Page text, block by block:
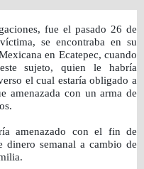
fue el pasado 26 de
se encontraba en su
en Ecatepec, cuando
sujeto, quien le habría
el cual estaría obligado a
amenazada con un arma de
amenazado con el fin de
dinero semanal a cambio de